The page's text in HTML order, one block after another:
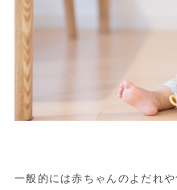
一般的には赤ちゃんのよだれ